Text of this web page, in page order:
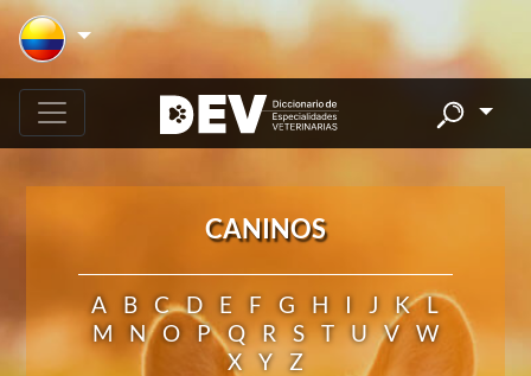
CANINOS
A B C D E F G H I J K
L
M
N O P Q R S T U V
W
X
Y Z